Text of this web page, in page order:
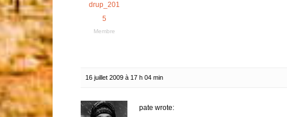
drup_201
5
Membre
16 juillet 2009 à 17 h 04 min
pate wrote: